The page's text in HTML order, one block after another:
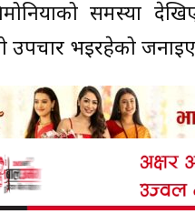
समस्या
उपचार भइरहेको